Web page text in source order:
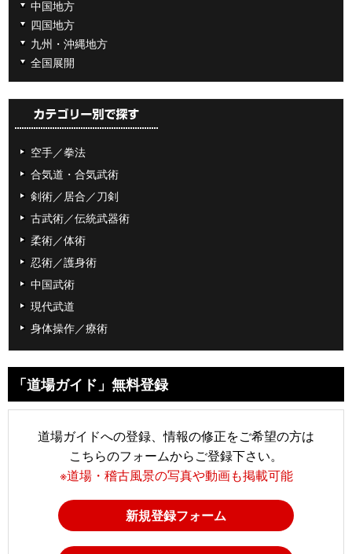
中国地方
四国地方
九州・沖縄地方
全国展開
空手／拳法
合気道・合気武術
剣術／居合／刀剣
古武術／伝統武器術
柔術／体術
忍術／護身術
中国武術
現代武道
身体操作／療術
「道場ガイド」無料登録
道場ガイドへの登録、情報の修正をご希望の方は
こちらのフォームからご登録下さい。
※道場・稽古風景の写真や動画も掲載可能
新規登録フォーム